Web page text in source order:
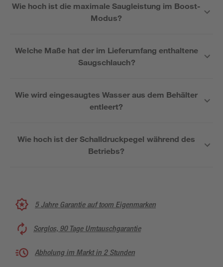
Wie hoch ist die maximale Saugleistung im Boost-
Modus?
Welche Maße hat der im Lieferumfang enthaltene
Saugschlauch?
Wie wird eingesaugtes Wasser aus dem Behälter
entleert?
Wie hoch ist der Schalldruckpegel während des
Betriebs?
5 Jahre Garantie auf toom Eigenmarken
Sorglos, 90 Tage Umtauschgarantie
Abholung im Markt in 2 Stunden